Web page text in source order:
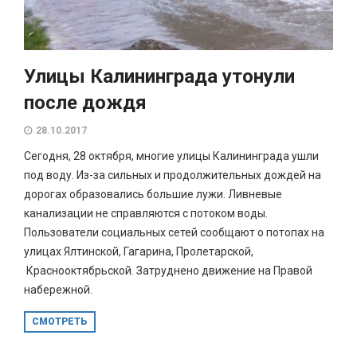
Улицы Калининграда утонули
после дождя
28.10.2017
Сегодня, 28 октября, многие улицы Калининграда ушли
под воду. Из-за сильных и продолжительных дождей на
дорогах образовались большие лужи. Ливневые
канализации не справляются с потоком воды.
Пользователи социальных сетей сообщают о потопах на
улицах Ялтинской, Гагарина, Пролетарской,
Краснооктябрьской. Затруднено движение на Правой
набережной.
СМОТРЕТЬ